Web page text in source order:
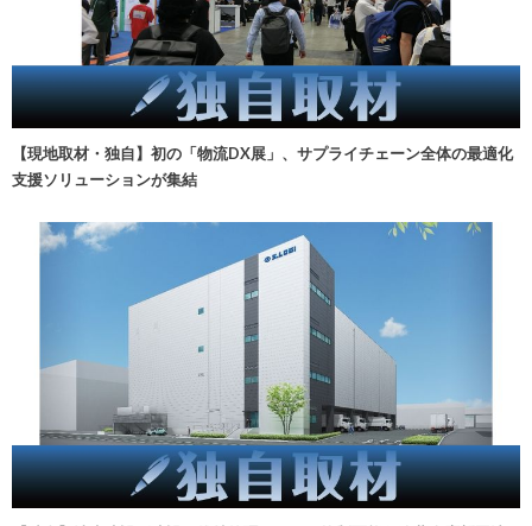
【現地取材・独自】初の「物流DX展」、サプライチェーン全体の最適化
支援ソリューションが集結